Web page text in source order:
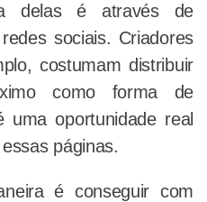
delas é através de
sociais. Criadores
costumam distribuir
como forma de
oportunidade real
páginas.
é conseguir com